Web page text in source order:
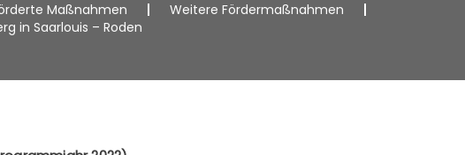
Maßnahmen
Weitere Fördermaßnahmen
in Saarlouis – Roden